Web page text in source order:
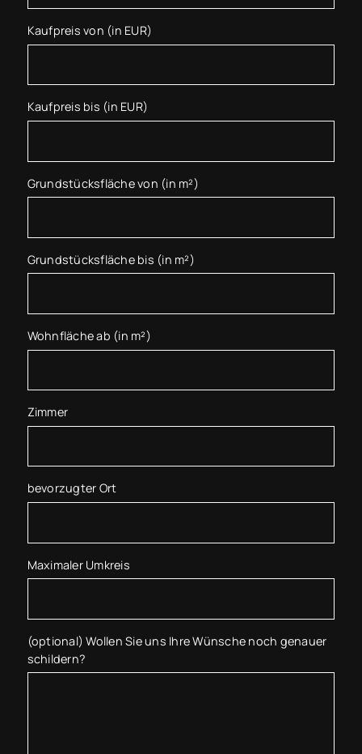
Kaufpreis von (in EUR)
Kaufpreis bis (in EUR)
Grundstücksfläche von (in m²)
Grundstücksfläche bis (in m²)
Wohnfläche ab (in m²)
Zimmer
bevorzugter Ort
Maximaler Umkreis
(optional) Wollen Sie uns Ihre Wünsche noch genauer
schildern?